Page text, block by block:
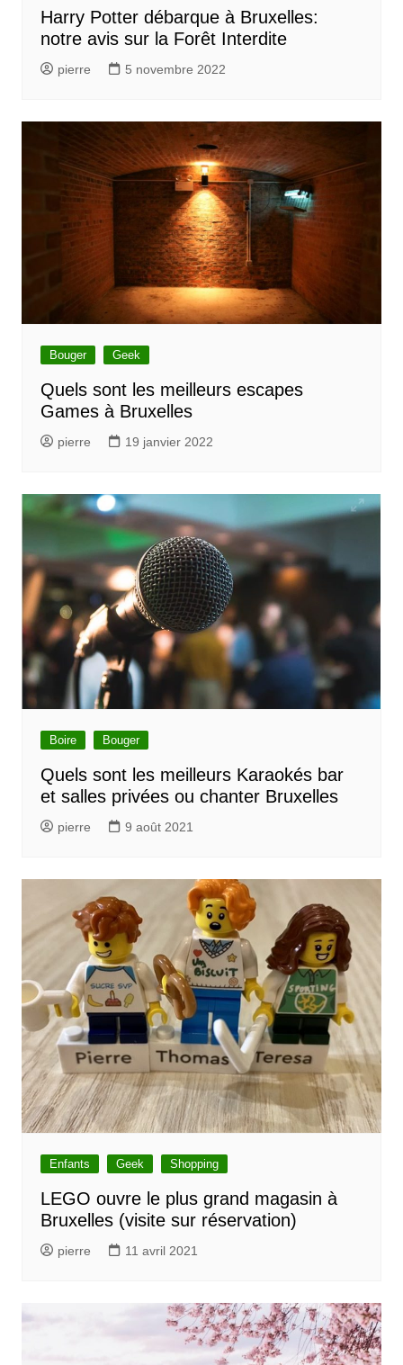
Harry Potter débarque à Bruxelles:
notre avis sur la Forêt Interdite
pierre 5 novembre 2022
Bouger Geek
Quels sont les meilleurs escapes
Games à Bruxelles
pierre 19 janvier 2022
Boire Bouger
Quels sont les meilleurs Karaokés bar
et salles privées ou chanter Bruxelles
pierre 9 août 2021
Enfants Geek Shopping
LEGO ouvre le plus grand magasin à
Bruxelles (visite sur réservation)
pierre 11 avril 2021